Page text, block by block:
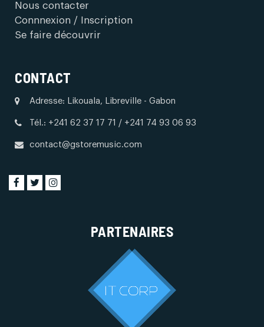
Nous contacter
Connnexion / Inscription
Se faire découvrir
CONTACT
Adresse: Likouala, Libreville - Gabon
Tél.: +241 62 37 17 71 / +241 74 93 06 93
contact@gstoremusic.com
PARTENAIRES